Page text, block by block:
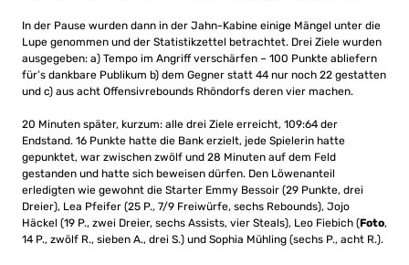
In der Pause wurden dann in der Jahn-Kabine einige Mängel unter die
Lupe genommen und der Statistikzettel betrachtet. Drei Ziele wurden
ausgegeben: a) Tempo im Angriff verschärfen – 100 Punkte abliefern
für’s dankbare Publikum b) dem Gegner statt 44 nur noch 22 gestatten
und c) aus acht Offensivrebounds Rhöndorfs deren vier machen.
20 Minuten später, kurzum: alle drei Ziele erreicht, 109:64 der
Endstand. 16 Punkte hatte die Bank erzielt, jede Spielerin hatte
gepunktet, war zwischen zwölf und 28 Minuten auf dem Feld
gestanden und hatte sich beweisen dürfen. Den Löwenanteil
erledigten wie gewohnt die Starter Emmy Bessoir (29 Punkte, drei
Dreier), Lea Pfeifer (25 P., 7/9 Freiwürfe, sechs Rebounds), Jojo
Häckel (19 P., zwei Dreier, sechs Assists, vier Steals), Leo Fiebich (Foto,
14 P., zwölf R., sieben A., drei S.) und Sophia Mühling (sechs P., acht R.).